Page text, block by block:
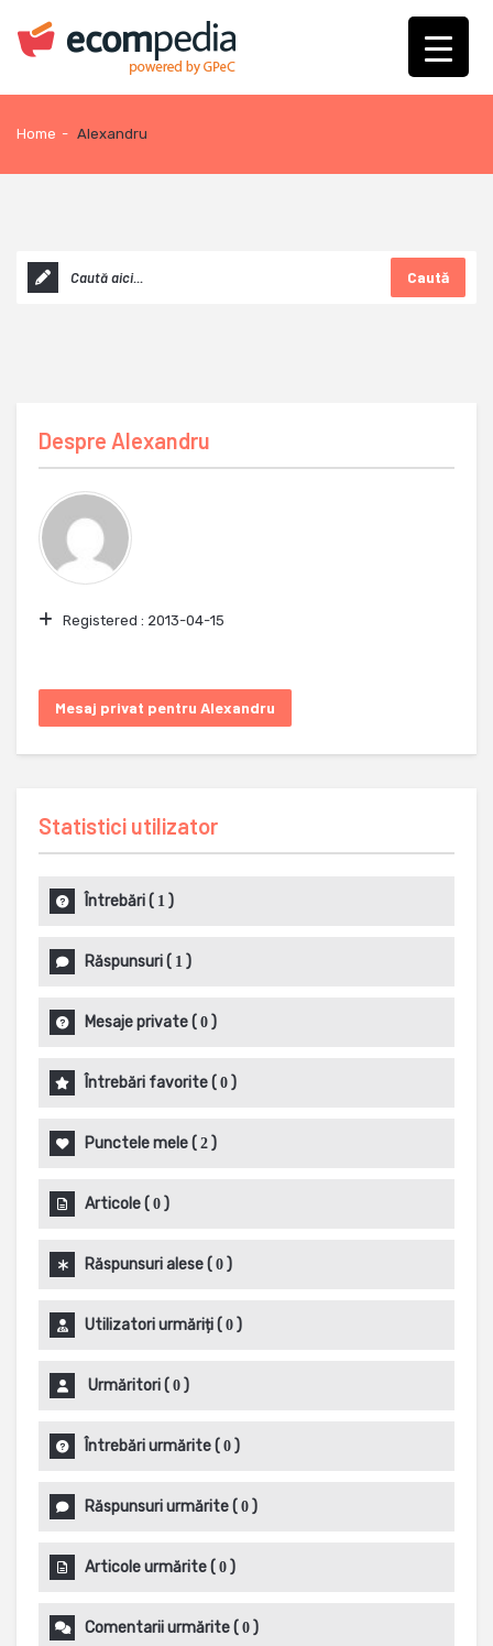
Home - Alexandru
Caută
Despre Alexandru
Registered : 2013-04-15
Mesaj privat pentru Alexandru
Statistici utilizator
Întrebări( 1 )
Răspunsuri( 1 )
Mesaje private( 0 )
Întrebări favorite( 0 )
Punctele mele( 2 )
Articole( 0 )
Răspunsuri alese( 0 )
Utilizatori urmăriți( 0 )
Urmăritori( 0 )
Întrebări urmărite( 0 )
Răspunsuri urmărite( 0 )
Articole urmărite( 0 )
Comentarii urmărite( 0 )